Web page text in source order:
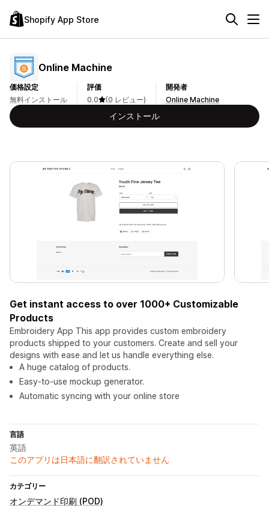
Shopify App Store
Online Machine
価格設定
無料インストール
評価
0.0
(0 レビュー)
開発者
Online Machine
インストール
Get instant access to over 1000+ Customizable
Products
Embroidery App This app provides custom embroidery
products shipped to your customers. Create and sell your
designs with ease and let us handle everything else.
A huge catalog of products.
Easy-to-use mockup generator.
Automatic syncing with your online store
言語
英語
このアプリは日本語に翻訳されていません
カテゴリー
オンデマンド印刷 (POD)